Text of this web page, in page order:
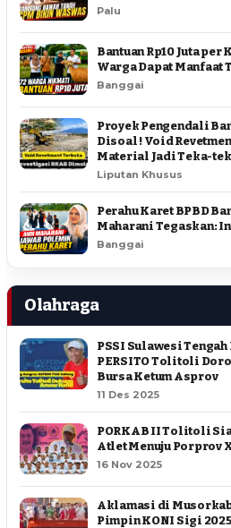
Palu
Bantuan Rp10 Juta per
Warga Dapat Manfaat
Banggai
Proyek Pengendali
Disoal ! Void
Material Jadi Teka-
Liputan Khusus
Perahu Karet BPBD
Maharani Tegaskan:
Banggai
Olahraga
PSSI Sulawesi
PERSITO Tolitoli
Bursa Ketum Asprov
11 Des 2025
PORKAB II Tolitoli
Atlet Menuju Porprov
16 Nov 2025
Aklamasi di
Pimpin KONI Sigi